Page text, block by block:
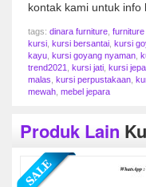
kontak kami untuk info
tags: dinara furniture
kursi kursi bersantai kursi
kayu kursi goyang nyaman
trend2021
kursi jati kursi
malas kursi perpustakaan
mewah mebel jepara
Produk Lain